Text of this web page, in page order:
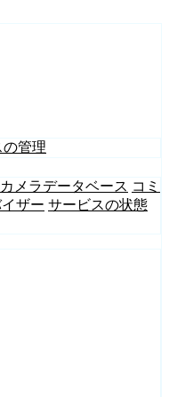
の管理
カメラデータベース コミ
ザー サービスの状態